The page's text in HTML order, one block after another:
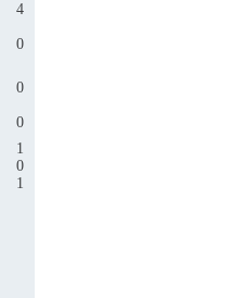
4
0
0
0
1
0
1